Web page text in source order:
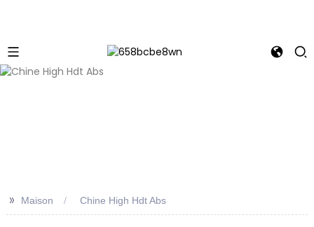
>> Maison Chine High Hdt Abs